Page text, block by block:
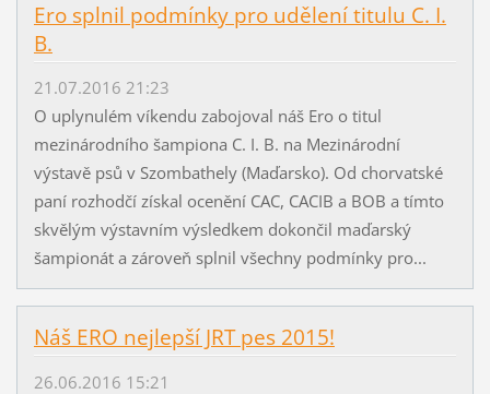
Ero splnil podmínky pro udělení titulu C. I.
B.
21.07.2016 21:23
O uplynulém víkendu zabojoval náš Ero o titul
mezinárodního šampiona C. I. B. na Mezinárodní
výstavě psů v Szombathely (Maďarsko). Od chorvatské
paní rozhodčí získal ocenění CAC, CACIB a BOB a tímto
skvělým výstavním výsledkem dokončil maďarský
šampionát a zároveň splnil všechny podmínky pro...
Náš ERO nejlepší JRT pes 2015!
26.06.2016 15:21